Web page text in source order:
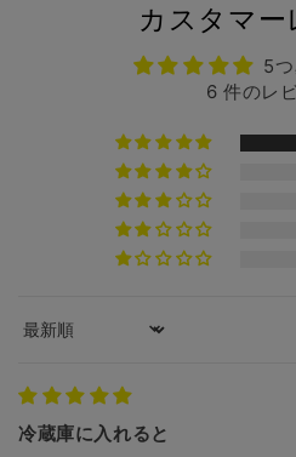
カスタマー
5
6 件のレ
Sort by
冷蔵庫に入れると